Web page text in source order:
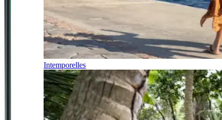
Intemporelles